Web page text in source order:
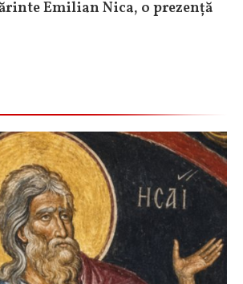
Emilian Nica, o prezență